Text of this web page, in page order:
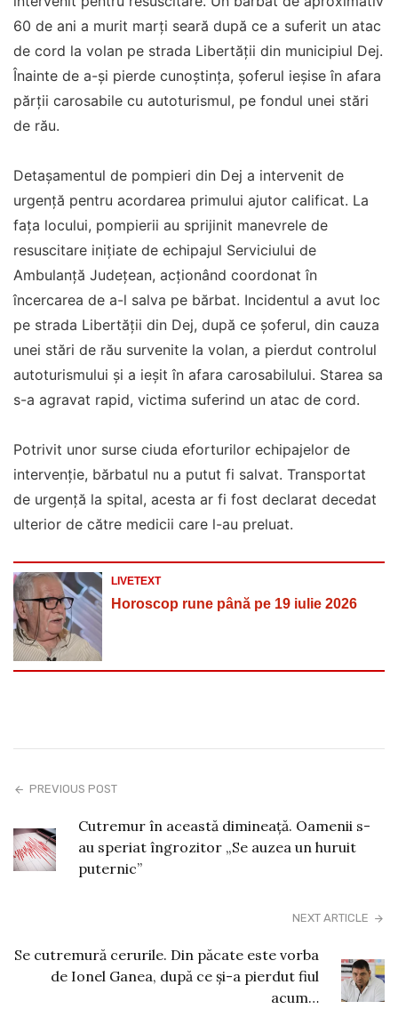
60 de ani a murit marți seară după ce a suferit un atac
de cord la volan pe strada Libertății din municipiul Dej.
Înainte de a-și pierde cunoștința, șoferul ieșise în afara
părții carosabile cu autoturismul, pe fondul unei stări
de rău.
Detașamentul de pompieri din Dej a intervenit de
urgență pentru acordarea primului ajutor calificat. La
fața locului, pompierii au sprijinit manevrele de
resuscitare inițiate de echipajul Serviciului de
Ambulanță Județean, acționând coordonat în
încercarea de a-l salva pe bărbat. Incidentul a avut loc
pe strada Libertății din Dej, după ce șoferul, din cauza
unei stări de rău survenite la volan, a pierdut controlul
autoturismului și a ieșit în afara carosabilului. Starea sa
s-a agravat rapid, victima suferind un atac de cord.
Potrivit unor surse ciuda eforturilor echipajelor de
intervenție, bărbatul nu a putut fi salvat. Transportat
de urgență la spital, acesta ar fi fost declarat decedat
ulterior de către medicii care l-au preluat.
LIVETEXT
Horoscop rune până pe 19 iulie 2026
PREVIOUS POST
Cutremur în această dimineață. Oamenii s-
au speriat îngrozitor „Se auzea un huruit
puternic”
NEXT ARTICLE
Se cutremură cerurile. Din păcate este vorba
de Ionel Ganea, după ce și-a pierdut fiul
acum…